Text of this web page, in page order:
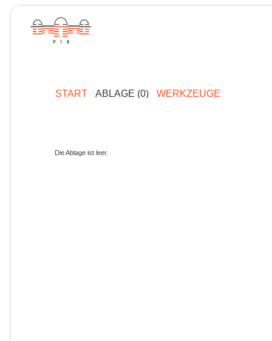
START ABLAGE (0) WERKZEUGE
Die Ablage ist leer.